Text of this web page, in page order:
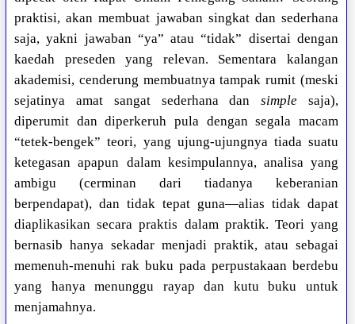
praktisi, akan membuat jawaban singkat dan sederhana
saja, yakni jawaban “ya” atau “tidak” disertai dengan
kaedah preseden yang relevan. Sementara kalangan
akademisi, cenderung membuatnya tampak rumit (meski
sejatinya amat sangat sederhana dansimple saja),
diperumit dan diperkeruh pula dengan segala macam
“tetek-bengek” teori, yang ujung-ujungnya tiada suatu
ketegasan apapun dalam kesimpulannya, analisa yang
ambigu (cerminan dari tiadanya keberanian
berpendapat), dan tidak tepat guna—alias tidak dapat
diaplikasikan secara praktis dalam praktik. Teori yang
bernasib hanya sekadar menjadi praktik, atau sebagai
memenuh-menuhi rak buku pada perpustakaan berdebu
yang hanya menunggu rayap dan kutu buku untuk
menjamahnya.